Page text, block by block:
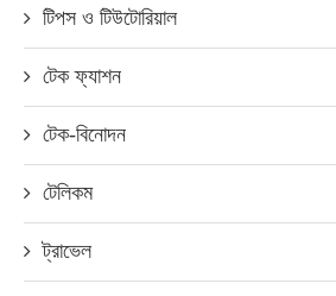
টিপস ও টিউটোরিয়াল
টেক ফ্যাশন
টেক-বিনোদন
টেলিকম
ট্রাভেল